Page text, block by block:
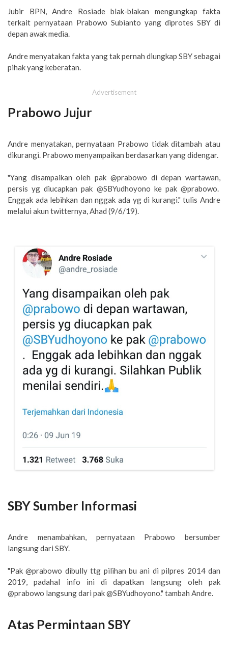
Jubir BPN, Andre Rosiade blak-blakan mengungkap fakta
terkait pernyataan Prabowo Subianto yang diprotes SBY di
depan awak media.
Andre menyatakan fakta yang tak pernah diungkap SBY sebagai
pihak yang keberatan.
Advertisement
Prabowo Jujur
Andre menyatakan, pernyataan Prabowo tidak ditambah atau
dikurangi. Prabowo menyampaikan berdasarkan yang didengar.
"Yang disampaikan oleh pak @prabowo di depan wartawan,
persis yg diucapkan pak @SBYudhoyono ke pak @prabowo.
Enggak ada lebihkan dan nggak ada yg di kurangi." tulis Andre
melalui akun twitternya, Ahad (9/6/19).
SBY Sumber Informasi
Andre menambahkan, pernyataan Prabowo bersumber
langsung dari SBY.
"Pak @prabowo dibully ttg pilihan bu ani di pilpres 2014 dan
2019, padahal info ini di dapatkan langsung oleh pak
@prabowo langsung dari pak @SBYudhoyono." tambah Andre.
Atas Permintaan SBY